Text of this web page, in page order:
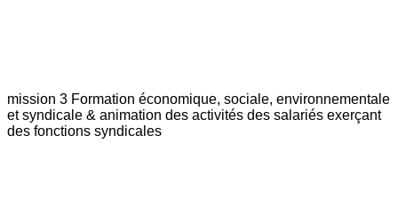
mission 3 Formation économique, sociale, environnementale
et syndicale & animation des activités des salariés exerçant
des fonctions syndicales